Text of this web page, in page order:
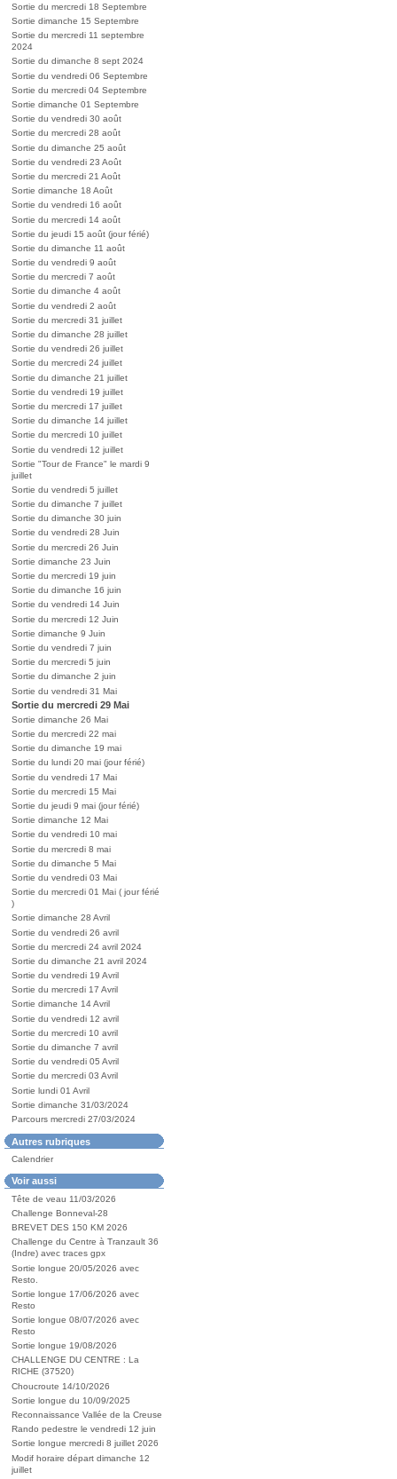
Sortie du mercredi 18 Septembre
Sortie dimanche 15 Septembre
Sortie du mercredi 11 septembre
2024
Sortie du dimanche 8 sept 2024
Sortie du vendredi 06 Septembre
Sortie du mercredi 04 Septembre
Sortie dimanche 01 Septembre
Sortie du vendredi 30 août
Sortie du mercredi 28 août
Sortie du dimanche 25 août
Sortie du vendredi 23 Août
Sortie du mercredi 21 Août
Sortie dimanche 18 Août
Sortie du vendredi 16 août
Sortie du mercredi 14 août
Sortie du jeudi 15 août (jour férié)
Sortie du dimanche 11 août
Sortie du vendredi 9 août
Sortie du mercredi 7 août
Sortie du dimanche 4 août
Sortie du vendredi 2 août
Sortie du mercredi 31 juillet
Sortie du dimanche 28 juillet
Sortie du vendredi 26 juillet
Sortie du mercredi 24 juillet
Sortie du dimanche 21 juillet
Sortie du vendredi 19 juillet
Sortie du mercredi 17 juillet
Sortie du dimanche 14 juillet
Sortie du mercredi 10 juillet
Sortie du vendredi 12 juillet
Sortie "Tour de France" le mardi 9
juillet
Sortie du vendredi 5 juillet
Sortie du dimanche 7 juillet
Sortie du dimanche 30 juin
Sortie du vendredi 28 Juin
Sortie du mercredi 26 Juin
Sortie dimanche 23 Juin
Sortie du mercredi 19 juin
Sortie du dimanche 16 juin
Sortie du vendredi 14 Juin
Sortie du mercredi 12 Juin
Sortie dimanche 9 Juin
Sortie du vendredi 7 juin
Sortie du mercredi 5 juin
Sortie du dimanche 2 juin
Sortie du vendredi 31 Mai
Sortie du mercredi 29 Mai
Sortie dimanche 26 Mai
Sortie du mercredi 22 mai
Sortie du dimanche 19 mai
Sortie du lundi 20 mai (jour férié)
Sortie du vendredi 17 Mai
Sortie du mercredi 15 Mai
Sortie du jeudi 9 mai (jour férié)
Sortie dimanche 12 Mai
Sortie du vendredi 10 mai
Sortie du mercredi 8 mai
Sortie du dimanche 5 Mai
Sortie du vendredi 03 Mai
Sortie du mercredi 01 Mai ( jour férié
)
Sortie dimanche 28 Avril
Sortie du vendredi 26 avril
Sortie du mercredi 24 avril 2024
Sortie du dimanche 21 avril 2024
Sortie du vendredi 19 Avril
Sortie du mercredi 17 Avril
Sortie dimanche 14 Avril
Sortie du vendredi 12 avril
Sortie du mercredi 10 avril
Sortie du dimanche 7 avril
Sortie du vendredi 05 Avril
Sortie du mercredi 03 Avril
Sortie lundi 01 Avril
Sortie dimanche 31/03/2024
Parcours mercredi 27/03/2024
Autres rubriques
Calendrier
Voir aussi
Tête de veau 11/03/2026
Challenge Bonneval-28
BREVET DES 150 KM 2026
Challenge du Centre à Tranzault 36
(Indre) avec traces gpx
Sortie longue 20/05/2026 avec
Resto.
Sortie longue 17/06/2026 avec
Resto
Sortie longue 08/07/2026 avec
Resto
Sortie longue 19/08/2026
CHALLENGE DU CENTRE : La
RICHE (37520)
Choucroute 14/10/2026
Sortie longue du 10/09/2025
Reconnaissance Vallée de la Creuse
Rando pedestre le vendredi 12 juin
Sortie longue mercredi 8 juillet 2026
Modif horaire départ dimanche 12
juillet